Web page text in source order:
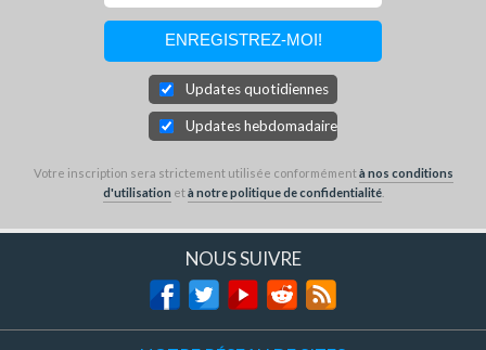
Updates quotidiennes
Updates hebdomadaires
Votre inscription sera strictement utilisée conformémentà nos conditions
d'utilisation età notre politique de confidentialité.
NOUS SUIVRE